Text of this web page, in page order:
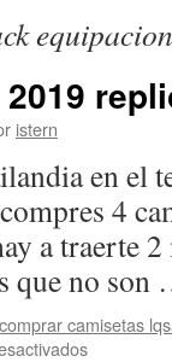
istern
en el
4
a traerte 2
que no
comprar camisetas
en